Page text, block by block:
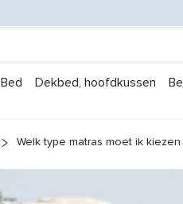
Bed Dekbed, hoofdkussen
Welk type matras moet ik